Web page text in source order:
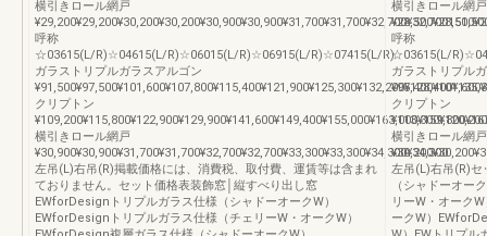
横引きロール網戸
呼称
☆03615(L/R)☆04615(L/R)☆06015(L/R)☆06915(L/R)☆07415(L/R)
ガラストリプルガラスアルゴン
クリプトン
横引きロール網戸
¥30,900¥30,900¥31,700¥31,700¥32,700¥32,700¥33,300¥33,300¥34,300¥34,300
左吊(L)右吊(R)掲載価格には、消費税、取付費、運賃等は含まれ
ておりません。セット価格表装飾窓│縦すべり出し窓
EWforDesignトリプルガラス仕様（シャドーオークW）
EWforDesignトリプルガラス仕様（チェリーW・オークW）
横引きロール網戸
呼称
☆03615(L/
ガラストリプル
クリプトン
横引きロール網戸
左吊(L)右吊(R)
（シャドーオー
リーW・オーク
ークW）